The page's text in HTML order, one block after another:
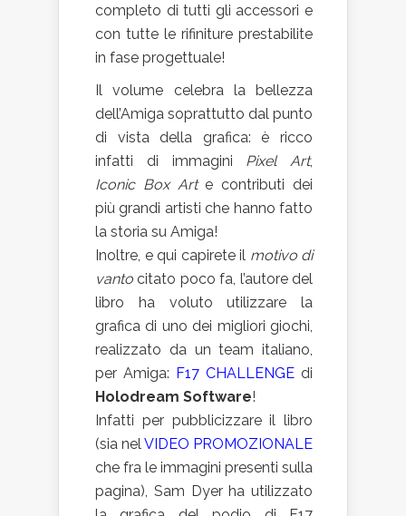
completo di tutti gli accessori e
con tutte le rifiniture prestabilite
in fase progettuale!
Il volume celebra la bellezza
dell’Amiga soprattutto dal punto
di vista della grafica: è ricco
infatti di immagini Pixel Art,
Iconic Box Arte contributi dei
più grandi artisti che hanno fatto
la storia su Amiga!
Inoltre, e qui capirete il motivo di
vanto citato poco fa, l’autore del
libro ha voluto utilizzare la
grafica di uno dei migliori giochi,
realizzato da un team italiano,
per Amiga: F17 CHALLENGE di
Holodream Software!
Infatti per pubblicizzare il libro
(sia nel VIDEO PROMOZIONALE
che fra le immagini presenti sulla
pagina), Sam Dyer ha utilizzato